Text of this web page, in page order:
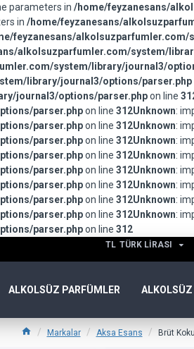
parameters in /home/feyzanesans/
in /home/feyzanesans/
feyzanesans/
alkolsuzparfumler.com/system/
system/library/journal3/
library/journal3/options/parser.php
journal3/options/parser.phpon line
parser.phpon line 312Unknown:
parser.phpon line 312Unknown:
parser.phpon line 312Unknown:
parser.phpon line 312Unknown:
parser.phpon line 312Unknown:
parser.phpon line 312Unknown:
parser.phpon line 312Unknown:
parser.phpon line 312Unknown:
parser.phpon line 312
TL TÜRK LIRASI
ALKOLSÜZ PARFÜMLER ALKOLSÜZ
Markalar Aksa Esans Brüt